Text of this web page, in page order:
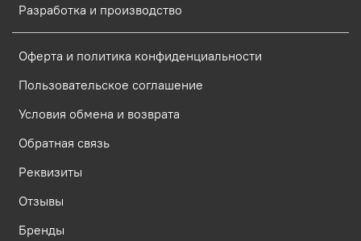
Разработка и производство
Оферта и политика конфиденциальности
Пользовательское соглашение
Условия обмена и возврата
Обратная связь
Реквизиты
Отзывы
Бренды